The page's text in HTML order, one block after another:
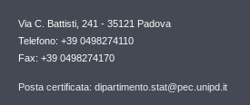
Via C. Battisti, 241 - 35121 Padova
Telefono: +39 0498274110
Fax: +39 0498274170
Posta certificata: dipartimento.stat@pec.unipd.it